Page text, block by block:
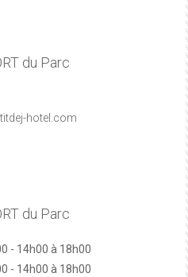
du Parc
hotel.com
du Parc
- 14h00 à 18h00
- 14h00 à 18h00